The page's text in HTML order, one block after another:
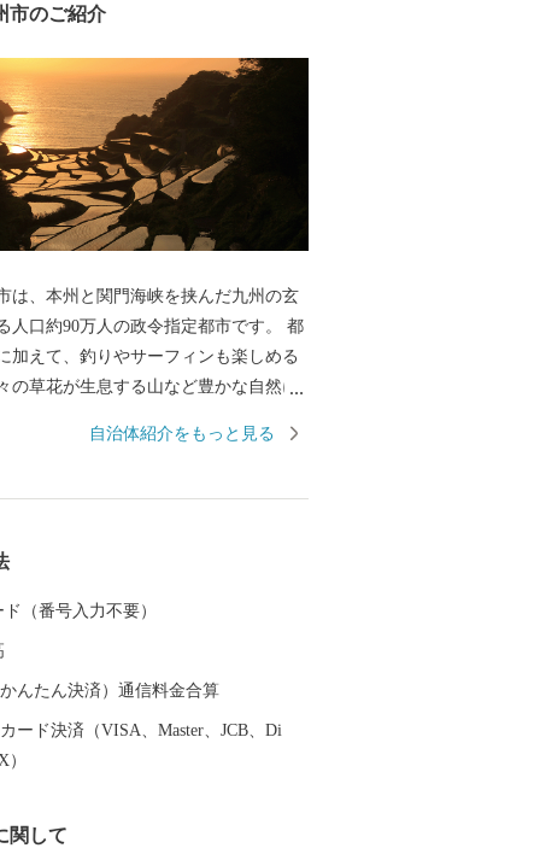
市のご紹介
は、本州と関門海峡を挟んだ九州の玄
人口約90万人の政令指定都市です。 都
加えて、釣りやサーフィンも楽しめる
の草花が生息する山など豊かな自然に
・シャボン玉石けん・肉うどん・辛子
さい！
自治体紹介をもっと見る
ド（番号入力不要）
かんたん決済）通信料金合算
ード決済（VISA、Master、JCB、Di
関して